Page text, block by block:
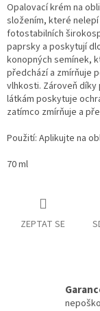
Opalovací krém na
složením, které
fotostabilních
paprsky a poskytují
konopných semínek,
předchází a zmírňuje
vlhkosti. Zároveň
látkám poskytuje
zatímco zmírňuje a
Použití: Aplikujte na
70 ml
ZEPTAT SE